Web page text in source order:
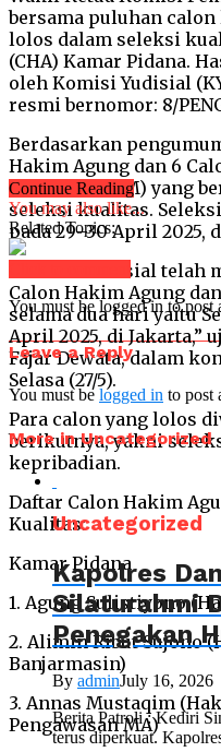
bersama puluhan
lolos dalam seleksi
(CHA) Kamar Pidana.
oleh Komisi Yudisial
resmi bernomor: 8/
Berdasarkan
Hakim Agung dan 6
Manusia (HAM) yang
seleksi kualitas.
pada 29–30 April 2025,
“Komisi Yudisial telah
Calon Hakim Agung
selama dua hari yaitu
April 2025, di Jakarta,”
Fajar Dewata, dalam
Selasa (27/5).
Para calon yang lolos
berikutnya, yakni
kepribadian.
Daftar Calon Hakim
Kualitas:
Kamar Pidana
1. Agung Sulistiyono
2. Alimin Ribut Sujono
Banjarmasin)
3. Annas Mustaqim
Pengawasan MA)
Continue Reading
You may also like...
Related Topics:
You must be logged in to post
Leave a Reply
You must be logged in to post
More in Uncategorized
Uncategorized
Kapolres
Silaturahmi
Penegakan
By adminJuly 16, 2026
Berita Patroli : Kediri
terus diperkuat.